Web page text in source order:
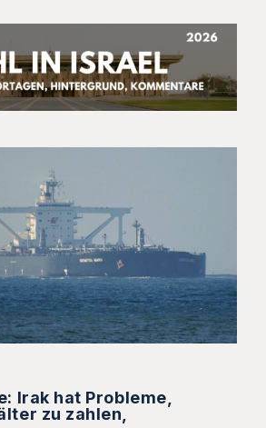
Irak hat Probleme,
zu zahlen,